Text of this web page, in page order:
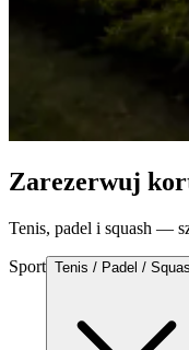
Zarezerwuj
Tenis, padel i squash —
Sport Tenis / Padel /